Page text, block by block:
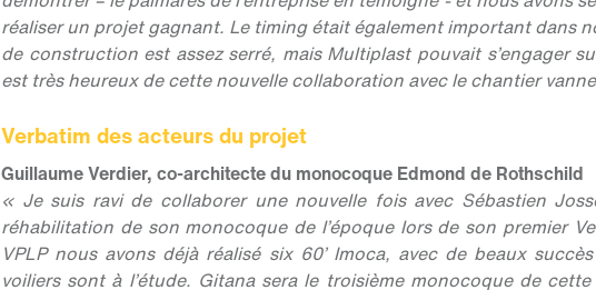
réaliser un projet gagnant. Le timing était également important dans
de construction est assez serré, mais Multiplast pouvait s’engager
est très heureux de cette nouvelle collaboration avec le chantier
Verbatim des acteurs du projet
Guillaume Verdier, co-architecte du monocoque Edmond de Rothschild
« Je suis ravi de collaborer une nouvelle fois avec Sébastien
réhabilitation de son monocoque de l’époque lors de son premier
VPLP nous avons déjà réalisé six 60’ Imoca, avec de beaux
voiliers sont à l’étude. Gitana sera le troisième monocoque de